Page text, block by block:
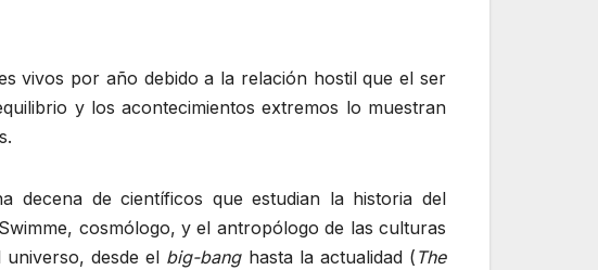
vivos por año debido a la relación hostil que el ser
y los acontecimientos extremos lo muestran
decena de científicos que estudian la historia del
cosmólogo, y el antropólogo de las culturas
desde el big-banghasta la actualidad ( The